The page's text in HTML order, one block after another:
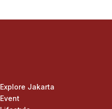
Explore Jakarta
Event